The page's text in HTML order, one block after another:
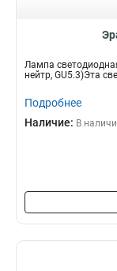
Лампа
нейтр, GU5.3)Эта
Подробнее
Наличие: В